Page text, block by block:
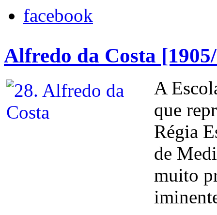
facebook
Alfredo da Costa
A
que
Régia
de
muito